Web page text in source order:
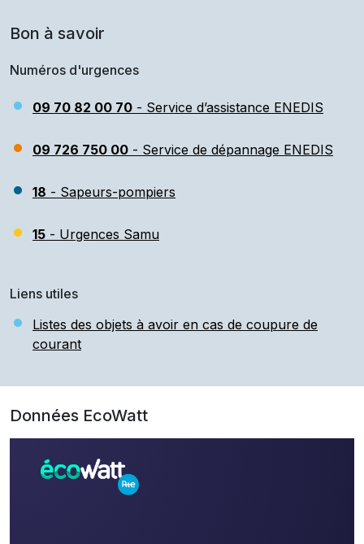
Bon à savoir
Numéros d'urgences
09 70 82 00 70 - Service d’assistance ENEDIS
09 726 750 00 - Service de dépannage ENEDIS
18 - Sapeurs-pompiers
15 - Urgences Samu
Liens utiles
Listes des objets à avoir en cas de coupure de
courant
Données EcoWatt